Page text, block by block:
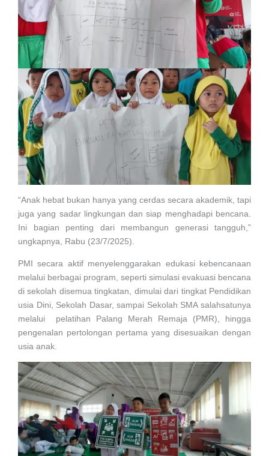
“Anak hebat bukan hanya yang cerdas secara akademik, tapi
juga yang sadar lingkungan dan siap menghadapi bencana.
Ini bagian penting dari membangun generasi tangguh,”
ungkapnya, Rabu (23/7/2025).
PMI secara aktif menyelenggarakan edukasi kebencanaan
melalui berbagai program, seperti simulasi evakuasi bencana
di sekolah disemua tingkatan, dimulai dari tingkat Pendidikan
usia Dini, Sekolah Dasar, sampai Sekolah SMA salahsatunya
melalui pelatihan Palang Merah Remaja (PMR), hingga
pengenalan pertolongan pertama yang disesuaikan dengan
usia anak.